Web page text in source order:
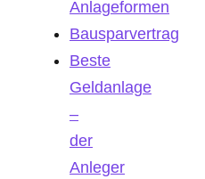
Anlageformen
Bausparvertrag
Beste
Geldanlage
–
der
Anleger